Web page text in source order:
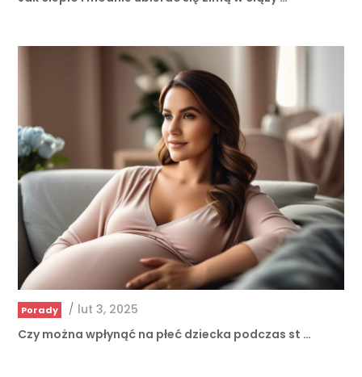
Porady / lut 3, 2025
Czy można wpłynąć na płeć dziecka podczas st …